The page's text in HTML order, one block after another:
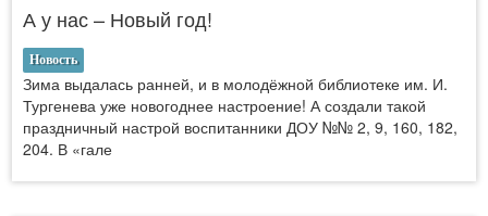
А у нас – Новый год!
Новость
Зима выдалась ранней, и в молодёжной библиотеке им. И.
Тургенева уже новогоднее настроение! А создали такой
праздничный настрой воспитанники ДОУ №№ 2, 9, 160, 182,
204. В «гале